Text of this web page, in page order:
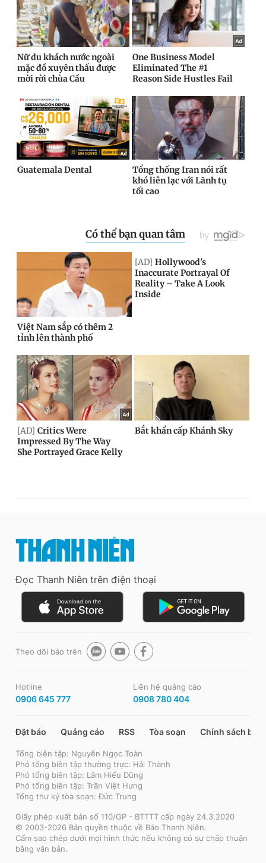
Đọc Thanh Niên trên điện thoại
Theo dõi báo trên
Hotline
0906 645 777
Liên hệ quảng cáo
0908 780 404
Đặt báo Quảng cáo RSS Tòa soạn Chính sách bảo
Tổng biên tập: Nguyễn Ngọc Toàn
Phó tổng biên tập thường trực: Hải Thành
Phó tổng biên tập: Lâm Hiếu Dũng
Phó tổng biên tập: Trần Việt Hưng
Tổng thư ký tòa soạn: Đức Trung
Giấy phép xuất bản số 110/GP - BTTTT cấp ngày 24.3.2020
© 2003-2026 Bản quyền thuộc về Báo Thanh Niên.
Cấm sao chép dưới mọi hình thức nếu không có sự chấp thuận
bằng văn bản.